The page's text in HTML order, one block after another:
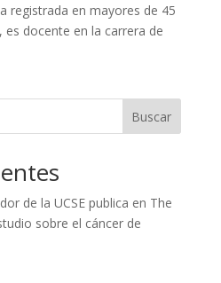
registrada en mayores de 45
es docente en la carrera de
Buscar
de la UCSE publica en The
sobre el cáncer de